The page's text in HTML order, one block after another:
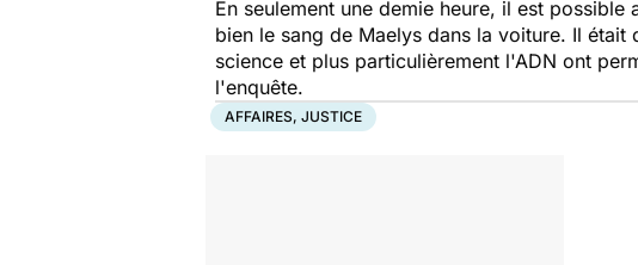
En seulement une demie heure, il est
bien le sang de Maelys dans la voiture. Il
science et plus particulièrement l'ADN ont
l'enquête.
AFFAIRES, JUSTICE